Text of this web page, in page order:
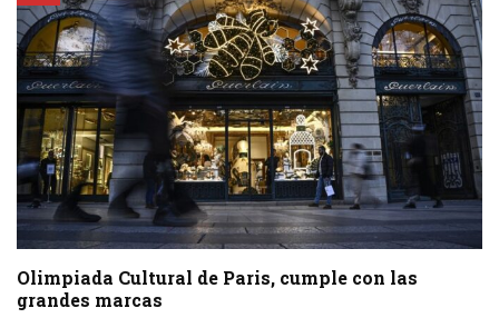
Olimpiada Cultural de Paris, cumple con las
grandes marcas